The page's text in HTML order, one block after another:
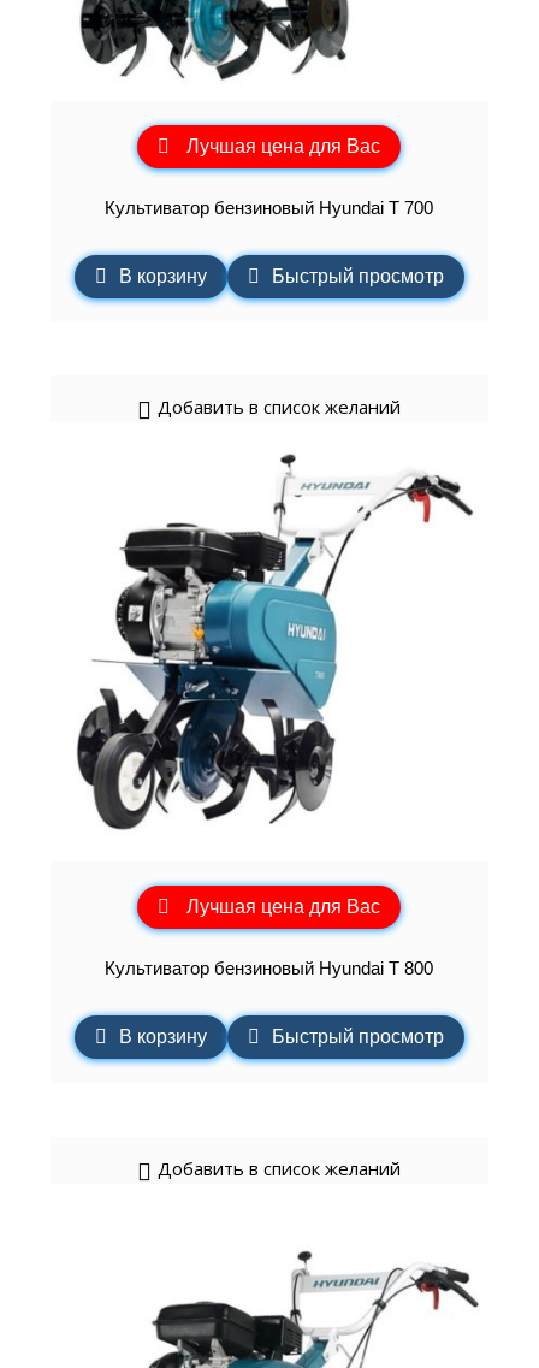
Лучшая цена для Вас
Культиватор бензиновый Hyundai T 700
В корзину Быстрый просмотр
Добавить в список желаний
Лучшая цена для Вас
Культиватор бензиновый Hyundai T 800
В корзину Быстрый просмотр
Добавить в список желаний